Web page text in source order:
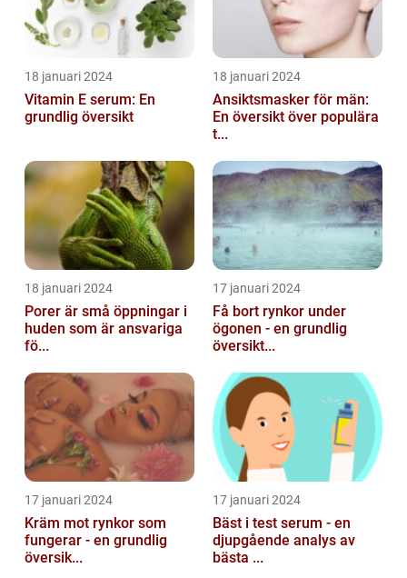
18 januari 2024
Vitamin E serum: En
grundlig översikt
18 januari 2024
Ansiktsmasker för män:
En översikt över populära
t...
18 januari 2024
Porer är små öppningar i
huden som är ansvariga
fö...
17 januari 2024
Få bort rynkor under
ögonen - en grundlig
översikt...
17 januari 2024
Kräm mot rynkor som
fungerar - en grundlig
översik...
17 januari 2024
Bäst i test serum - en
djupgående analys av
bästa ...